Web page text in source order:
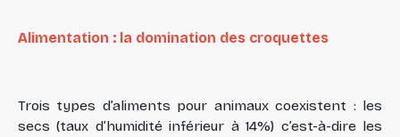
Alimentation : la domination des croquettes
Trois types d’aliments pour animaux coexistent : les
secs (taux d’humidité inférieur à 14%) c’est-à-dire les